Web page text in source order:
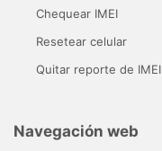
Chequear IMEI
Resetear celular
Quitar reporte de IMEI
Navegación web